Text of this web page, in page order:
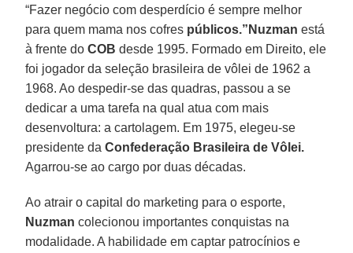
“Fazer negócio com desperdício é sempre melhor
para quem mama nos cofres públicos.”Nuzman está
à frente doCOB desde 1995. Formado em Direito, ele
foi jogador da seleção brasileira de vôlei de 1962 a
1968. Ao despedir-se das quadras, passou a se
dedicar a uma tarefa na qual atua com mais
desenvoltura: a cartolagem. Em 1975, elegeu-se
presidente daConfederação Brasileira de Vôlei.
Agarrou-se ao cargo por duas décadas.
Ao atrair o capital do marketing para o esporte,
Nuzman colecionou importantes conquistas na
modalidade. A habilidade em captar patrocínios e